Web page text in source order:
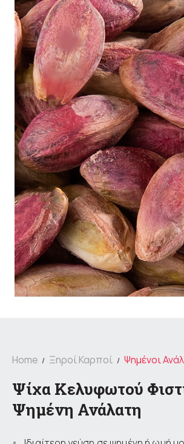
Home Ξηροί Καρποί Ψημένοι
Ψίχα Κελυφωτού
Ψημένη Ανάλατη